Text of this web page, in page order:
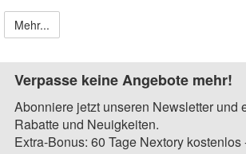
Mehr...
Verpasse keine Angebote mehr!
Abonniere jetzt unseren Newsletter und
Rabatte und Neuigkeiten.
Extra-Bonus: 60 Tage Nextory